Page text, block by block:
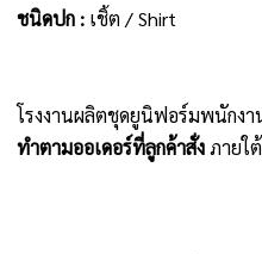
ชนิดปก : เชิ้ต / Shirt
โรงงานผลิตชุดยูนิฟอร์มพนักง
ทำตามออเดอร์ที่ลูกค้าสั่งภายใ